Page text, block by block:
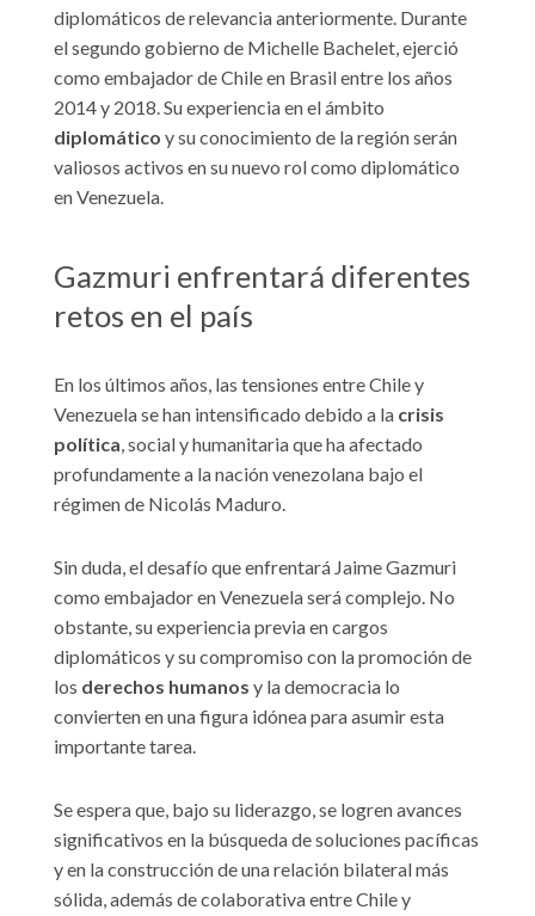
diplomáticos de relevancia anteriormente. Durante
el segundo gobierno de Michelle Bachelet, ejerció
como embajador de Chile en Brasil entre los años
2014 y 2018. Su experiencia en el ámbito
diplomático y su conocimiento de la región serán
valiosos activos en su nuevo rol como diplomático
en Venezuela.
Gazmuri enfrentará diferentes
retos en el país
En los últimos años, las tensiones entre Chile y
Venezuela se han intensificado debido a la crisis
política, social y humanitaria que ha afectado
profundamente a la nación venezolana bajo el
régimen de Nicolás Maduro.
Sin duda, el desafío que enfrentará Jaime Gazmuri
como embajador en Venezuela será complejo. No
obstante, su experiencia previa en cargos
diplomáticos y su compromiso con la promoción de
los derechos humanos y la democracia lo
convierten en una figura idónea para asumir esta
importante tarea.
Se espera que, bajo su liderazgo, se logren avances
significativos en la búsqueda de soluciones pacíficas
y en la construcción de una relación bilateral más
sólida, además de colaborativa entre Chile y